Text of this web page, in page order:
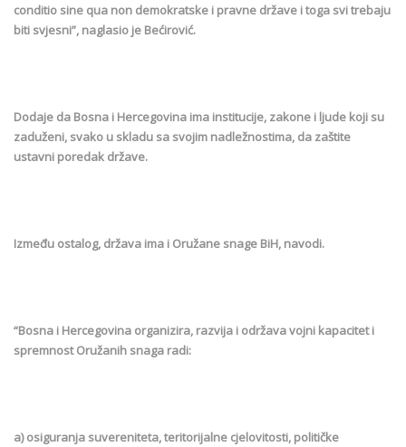
conditio sine qua non demokratske i pravne države i toga svi trebaju
biti svjesni”, naglasio je Bećirović.
Dodaje da Bosna i Hercegovina ima institucije, zakone i ljude koji su
zaduženi, svako u skladu sa svojim nadležnostima, da zaštite
ustavni poredak države.
Između ostalog, država ima i Oružane snage BiH, navodi.
“Bosna i Hercegovina organizira, razvija i održava vojni kapacitet i
spremnost Oružanih snaga radi:
a) osiguranja suvereniteta, teritorijalne cjelovitosti, političke